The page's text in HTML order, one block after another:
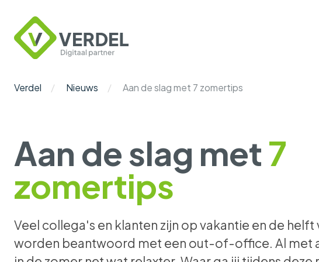
Verdel Nieuws Aan de slag met 7 zomertips
Aan de slag met 7
zomertips
Veel collega's en klanten zijn op vakantie en de helft
worden beantwoord met een out-of-office. Al met